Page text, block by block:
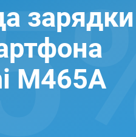
зарядки
M465A